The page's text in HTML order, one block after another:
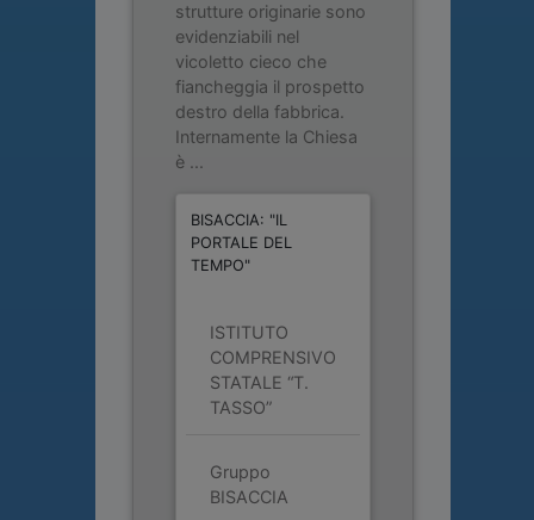
strutture originarie sono
evidenziabili nel
vicoletto cieco che
fiancheggia il prospetto
destro della fabbrica.
Internamente la Chiesa
è ...
BISACCIA: "IL
PORTALE DEL
TEMPO"
ISTITUTO
COMPRENSIVO
STATALE “T.
TASSO”
Gruppo
BISACCIA